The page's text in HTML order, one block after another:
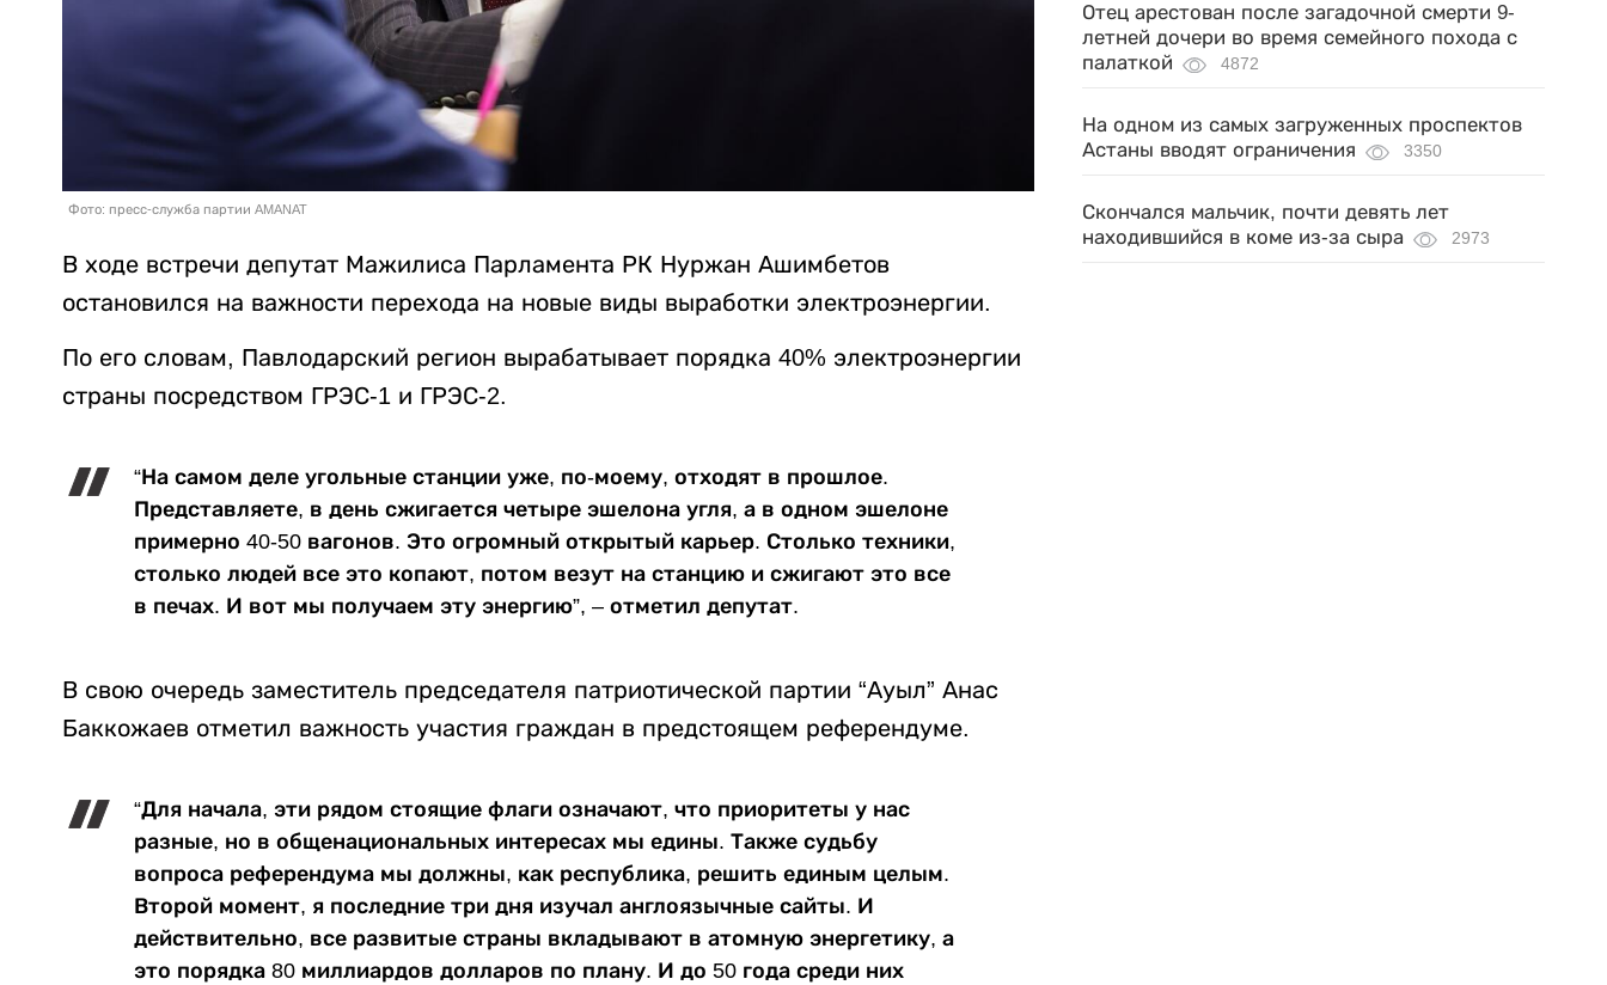
Фото: пресс-служба партии AMANAT
В ходе встречи депутат Мажилиса Парламента РК Нуржан Ашимбетов
остановился на важности перехода на новые виды выработки электроэнергии.
По его словам, Павлодарский регион вырабатывает порядка 40% электроэнергии
страны посредством ГРЭС-1 и ГРЭС-2.
“На самом деле угольные станции уже, по-моему, отходят в прошлое.
Представляете, в день сжигается четыре эшелона угля, а в одном эшелоне
примерно 40-50 вагонов. Это огромный открытый карьер. Столько техники,
столько людей все это копают, потом везут на станцию и сжигают это все
в печах. И вот мы получаем эту энергию”, – отметил депутат.
В свою очередь заместитель председателя патриотической партии “Ауыл” Анас
Баккожаев отметил важность участия граждан в предстоящем референдуме.
“Для начала, эти рядом стоящие флаги означают, что приоритеты у нас
разные, но в общенациональных интересах мы едины. Также судьбу
вопроса референдума мы должны, как республика, решить единым целым.
Второй момент, я последние три дня изучал англоязычные сайты. И
действительно, все развитые страны вкладывают в атомную энергетику, а
это порядка 80 миллиардов долларов по плану. И до 50 года среди них
Отец арестован после загадочной смерти 9-
летней дочери во время семейного похода с
палаткой
4872
На одном из самых загруженных проспектов
Астаны вводят ограничения
3350
Скончался мальчик, почти девять лет
находившийся в коме из-за сыра
2973